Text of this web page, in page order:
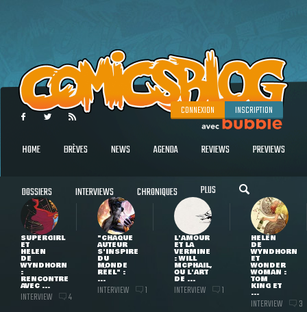
CONNEXION INSCRIPTION
HOME BRÈVES NEWS AGENDA REVIEWS PREVIEWS
DOSSIERS INTERVIEWS CHRONIQUES PLUS
SUPERGIRL
ET
HELEN
DE
WYNDHORN
:
RENCONTRE
AVEC ...
INTERVIEW 4
"CHAQUE
AUTEUR
S'INSPIRE
DU
MONDE
RÉEL" :
...
INTERVIEW 1
L'AMOUR
ET LA
VERMINE
: WILL
MCPHAIL,
OU L'ART
DE ...
INTERVIEW 1
HELEN
DE
WYNDHORN
ET
WONDER
WOMAN :
TOM
KING ET
...
INTERVIEW 3